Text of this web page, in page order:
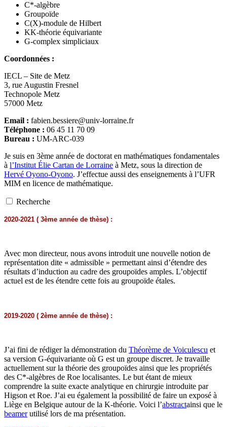
C*-algèbre
Groupoïde
C(X)-module de Hilbert
KK-théorie équivariante
G-complex simpliciaux
Coordonnées :
IECL – Site de Metz
3, rue Augustin Fresnel
Technopole Metz
57000 Metz
Email : fabien.bessiere@univ-lorraine.fr
Téléphone : 06 45 11 70 09
Bureau : UM-ARC-039
Je suis en 3ème année de doctorat en mathématiques fondamentales
à l’Institut Élie Cartan de Lorraine à Metz, sous la direction de
Hervé Oyono-Oyono. J’effectue aussi des enseignements à l’UFR
MIM en licence de mathématique.
Recherche
2020-2021 ( 3ème année de thèse) :
Avec mon directeur, nous avons introduit une nouvelle notion de
représentation dite « admissible » permettant ainsi d’étendre des
résultats d’induction au cadre des groupoïdes amples. L’objectif
actuel est de les étendre cette fois au groupoïde étales.
2019-2020 ( 2ème année de thèse) :
J’ai fini de rédiger la démonstration du Théorème de Voiculescu et
sa version G-équivariante où G est un groupe discret. Je travaille
actuellement sur la théorie des groupoïdes ainsi que les propriétés
des C*-algèbres de Roe localisantes. Le but étant de mieux
comprendre la suite exacte analytique en chirurgie introduite par
Higson et Roe. J’ai eu également la possibilité de faire un exposé à
Liège en Belgique autour de la K-théorie. Voici l’abstractainsi que le
beamerutilisé lors de ma présentation.